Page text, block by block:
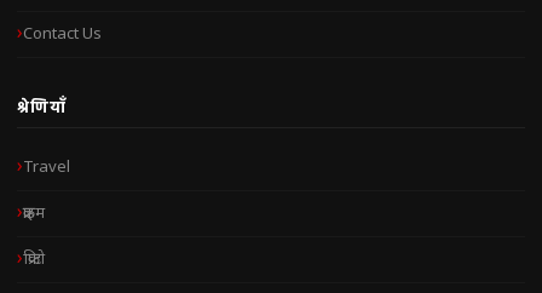
Contact Us
श्रेणियाँ
Travel
क्राइम
क्रिप्टो